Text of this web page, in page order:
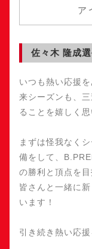
ァ
佐々木 隆成
いつも熱い応援を
来シーズンも、
ることを嬉しく思
まずは怪我なく
備をして、
の勝利と頂点を目
皆さんと一緒に
います！
引き続き熱い応